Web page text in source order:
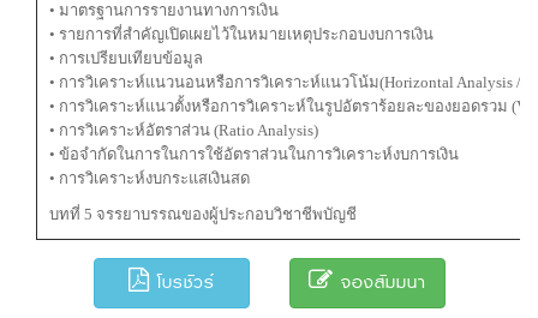
• มาตรฐานการรายงานทางการเงิน
• รายการที่สำคัญเปิดเผยไว้ในหมายเหตุประกอบงบการเงิน
• การเปรียบเทียบข้อมูล
• การวิเคราะห์แนวนอนหรือการวิเคราะห์แนวโน้ม(Horizontal Analysis /
• การวิเคราะห์แนวตั้งหรือการวิเคราะห์ในรูปอัตราร้อยละของยอดรวม
• การวิเคราะห์อัตราส่วน (Ratio Analysis)
• ข้อจำกัดในการในการใช้อัตราส่วนในการวิเคราะห์งบการเงิน
• การวิเคราะห์งบกระแสเงินสด
บทที่ 5 จรรยาบรรณของผู้ประกอบวิชาชีพบัญชี
โบรชัวร์ จองสัมมนา